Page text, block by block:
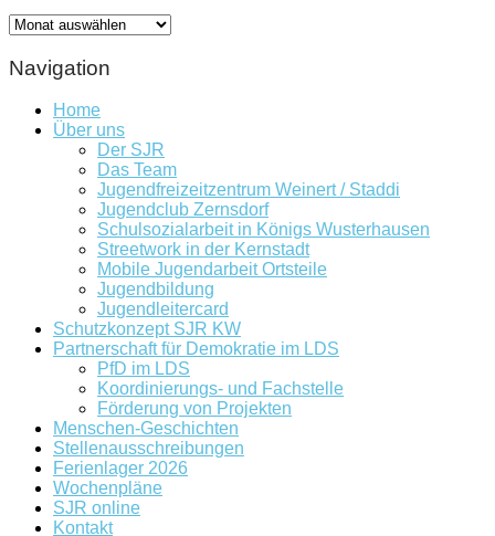
Archiv
Navigation
Home
Über uns
Der SJR
Das Team
Jugendfreizeitzentrum Weinert / Staddi
Jugendclub Zernsdorf
Schulsozialarbeit in Königs Wusterhausen
Streetwork in der Kernstadt
Mobile Jugendarbeit Ortsteile
Jugendbildung
Jugendleitercard
Schutzkonzept SJR KW
Partnerschaft für Demokratie im LDS
PfD im LDS
Koordinierungs- und Fachstelle
Förderung von Projekten
Menschen-Geschichten
Stellenausschreibungen
Ferienlager 2026
Wochenpläne
SJR online
Kontakt